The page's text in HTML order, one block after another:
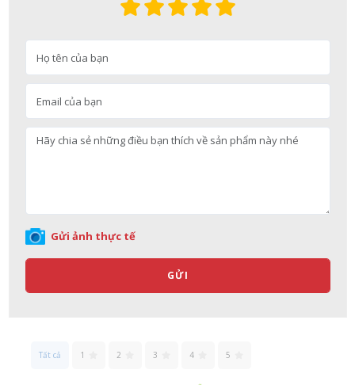
Gửi ảnh thực tế
GỬI
Tất cả 1 2 3 4 5
Nguyễn Nhật Quang đã mua sản phẩm Sữa tắm Pigeon Baby
Nhật Bản lọ 5ml cho trẻ Sơ Sinh
06/08/2026